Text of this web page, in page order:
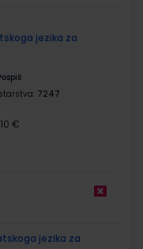
jezika za
7247
€
jezika za